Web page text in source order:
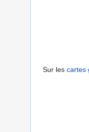
Sur les cartes